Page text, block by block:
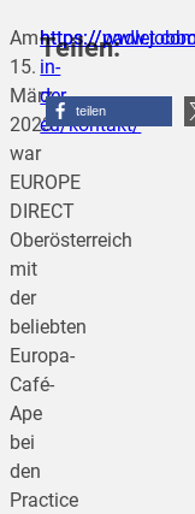
Am
15.
März
2023
war
EUROPE
DIRECT
Oberösterreich
mit
der
beliebten
Europa-
Café-
Ape
bei
den
Practice
https://
https://
in-
der-
eu/kontakt/
Teilen:
teilen